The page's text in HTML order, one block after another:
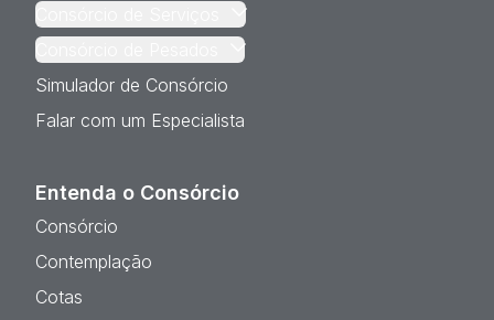
Simulador de Consórcio
Falar com um Especialista
Entenda o Consórcio
Consórcio
Contemplação
Cotas